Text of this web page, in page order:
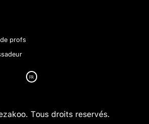
profs
Tous droits reservés.